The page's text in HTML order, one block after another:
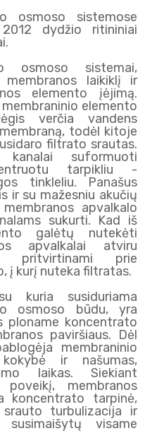
osmoso sistemose
dydžio ritininiai
osmoso sistemai,
laikiklį ir
elemento įėjimą.
elemento
verčia vandens
todėl kitoje
filtrato srautas.
kanalai suformuoti
tarpikliu -
tinkleliu. Panašus
ir su mažesniu akučių
apvalkalo
sukurti. Kad iš
galėtų nutekėti
apvalkalai atviru
pritvirtinami prie
į kurį nuteka filtratas.
kuria susiduriama
osmoso būdu, yra
ploname koncentrato
paviršiaus. Dėl
membraninio
ir našumas,
laikas. Siekiant
poveikį, membranos
koncentrato tarpinė,
turbulizacija ir
visame